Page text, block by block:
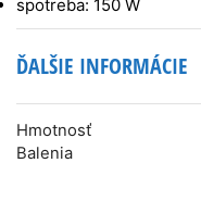
spotreba: 150 W
ĎALŠIE INFORMÁCIE
Hmotnosť
Balenia